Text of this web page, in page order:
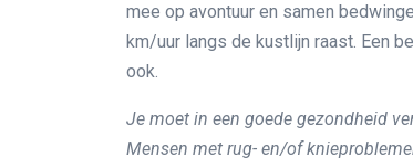
mee op avontuur en samen
km/uur langs de kustlijn raast. Een
ook.
Je moet in een goede gezondheid
Mensen met rug- en/of